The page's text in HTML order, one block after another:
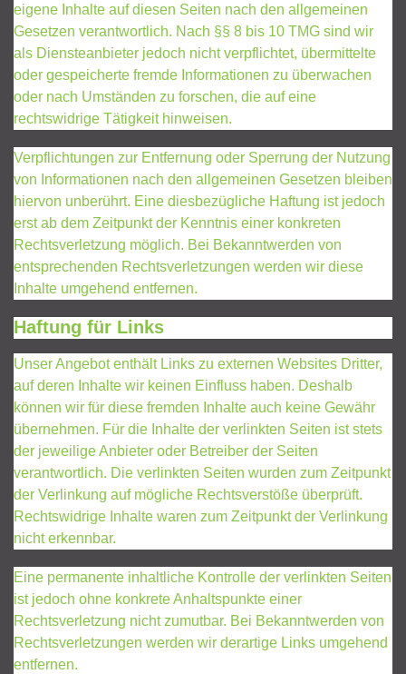
eigene Inhalte auf diesen Seiten nach den allgemeinen
Gesetzen verantwortlich. Nach §§ 8 bis 10 TMG sind wir
als Diensteanbieter jedoch nicht verpflichtet, übermittelte
oder gespeicherte fremde Informationen zu überwachen
oder nach Umständen zu forschen, die auf eine
rechtswidrige Tätigkeit hinweisen.
Verpflichtungen zur Entfernung oder Sperrung der Nutzung
von Informationen nach den allgemeinen Gesetzen bleiben
hiervon unberührt. Eine diesbezügliche Haftung ist jedoch
erst ab dem Zeitpunkt der Kenntnis einer konkreten
Rechtsverletzung möglich. Bei Bekanntwerden von
entsprechenden Rechtsverletzungen werden wir diese
Inhalte umgehend entfernen.
Haftung für Links
Unser Angebot enthält Links zu externen Websites Dritter,
auf deren Inhalte wir keinen Einfluss haben. Deshalb
können wir für diese fremden Inhalte auch keine Gewähr
übernehmen. Für die Inhalte der verlinkten Seiten ist stets
der jeweilige Anbieter oder Betreiber der Seiten
verantwortlich. Die verlinkten Seiten wurden zum Zeitpunkt
der Verlinkung auf mögliche Rechtsverstöße überprüft.
Rechtswidrige Inhalte waren zum Zeitpunkt der Verlinkung
nicht erkennbar.
Eine permanente inhaltliche Kontrolle der verlinkten Seiten
ist jedoch ohne konkrete Anhaltspunkte einer
Rechtsverletzung nicht zumutbar. Bei Bekanntwerden von
Rechtsverletzungen werden wir derartige Links umgehend
entfernen.